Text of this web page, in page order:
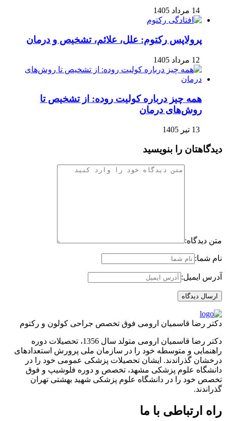
14 مرداد 1405
پرولاپس رکتوم: علل، علائم، تشخیص و درمان
12 مرداد 1405
همه چیز درباره کولیت روده: از تشخیص تا
روش‌های درمان
13 تیر 1405
دیدگاهتان را بنویسید
متن دیدگاه:
نام شما:
آدرس ایمیل:
ارسال دیدگاه
دکتر رضا قاسمیان ارومی فوق تخصص جراحی کولون و رکتوم
دکتر رضا قاسمیان ارومی متولد سال 1356، تحصیلات دوره
راهنمایی و متوسطه خود را در سازمان ملی پرورش استعدادهای
درخشان گذراندند. ایشان تحصیلات پزشکی عمومی خود را در
دانشگاه علوم پزشکی مشهد، تخصص و دوره فلوشیپ و فوق
تخصص خود را در دانشگاه علوم پزشکی شهید بهشتی تهران
گذراندند.
راه ارتباطی با ما